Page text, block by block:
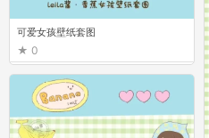
可爱女孩壁纸套图
0